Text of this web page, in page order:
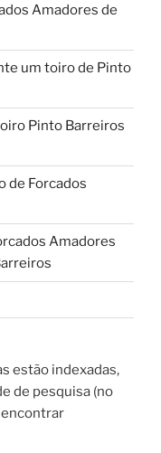
Amadores de
um toiro de Pinto
Pinto Barreiros
de Forcados
Amadores
estão indexadas,
de pesquisa (no